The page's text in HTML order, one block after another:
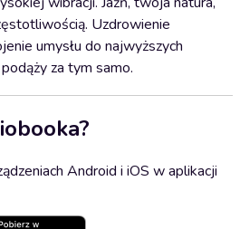
Uzdrowienie
umysłu do najwyższych
za tym samo.
Android i iOS w aplikacji